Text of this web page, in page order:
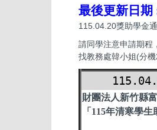
最後更新日期
115.04.20獎助學金
請同學注意申請期程
找教務處韓小姐(分機
財團法人新竹縣
「115年清寒學生